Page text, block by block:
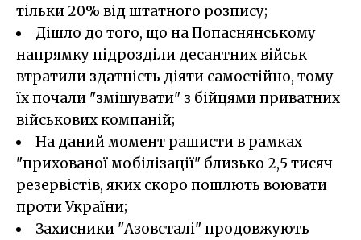
тільки 20% від штатного розпису;
Дішло до того, що на Попаснянському
напрямку підрозділи десантних військ
втратили здатність діяти самостійно, тому
їх почали "змішувати" з бійцями приватних
військових компаній;
На даний момент рашисти в рамках
"прихованої мобілізації" близько 2,5 тисяч
резервістів, яких скоро пошлють воювати
проти України;
Захисники "Азовсталі" продовжують